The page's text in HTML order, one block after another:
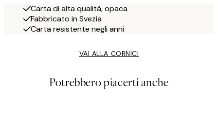
Carta di alta qualità, opaca
Fabbricato in Svezia
Carta resistente negli anni
VAI ALLA CORNICI
Potrebbero piacerti anche